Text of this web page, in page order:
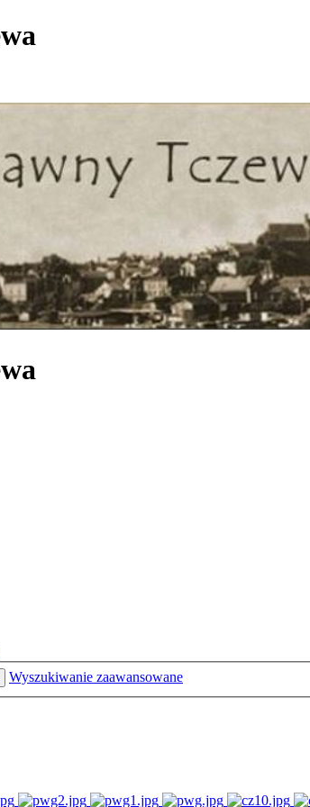
Wyszukiwanie zaawansowane